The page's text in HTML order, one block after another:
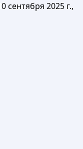
сентября 2025 г.,